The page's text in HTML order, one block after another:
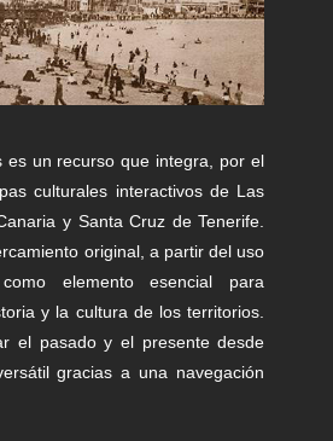
es un recurso que integra, por el
culturales interactivos de Las
y Santa Cruz de Tenerife.
original, a partir del uso
elemento esencial para
y la cultura de los territorios.
el pasado y el presente desde
gracias a una navegación